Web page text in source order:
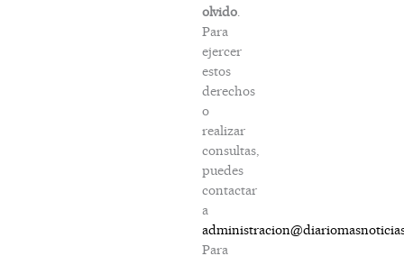
olvido.
Para
ejercer
estos
derechos
o
realizar
consultas,
puedes
contactar
a
Para